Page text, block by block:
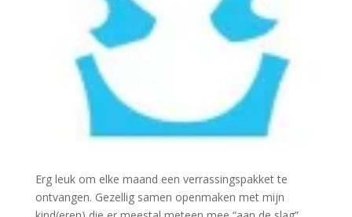
Erg leuk om elke maand een verrassingspakket te
ontvangen. Gezellig samen openmaken met mijn